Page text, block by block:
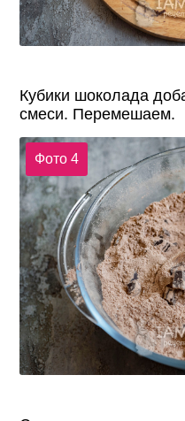
Кубики шоколада
смеси. Перемешаем.
Фото 4